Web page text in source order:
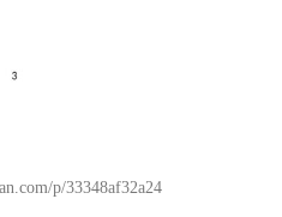
p/33348af32a24